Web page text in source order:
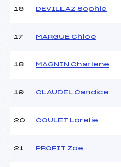
Catégorie :
16 DEVILLAZ Sophie
17 MARGUE Chloe
18 MAGNIN Charlene
19 CLAUDEL Candice
20 COULET Lorelie
21 PROFIT Zoe